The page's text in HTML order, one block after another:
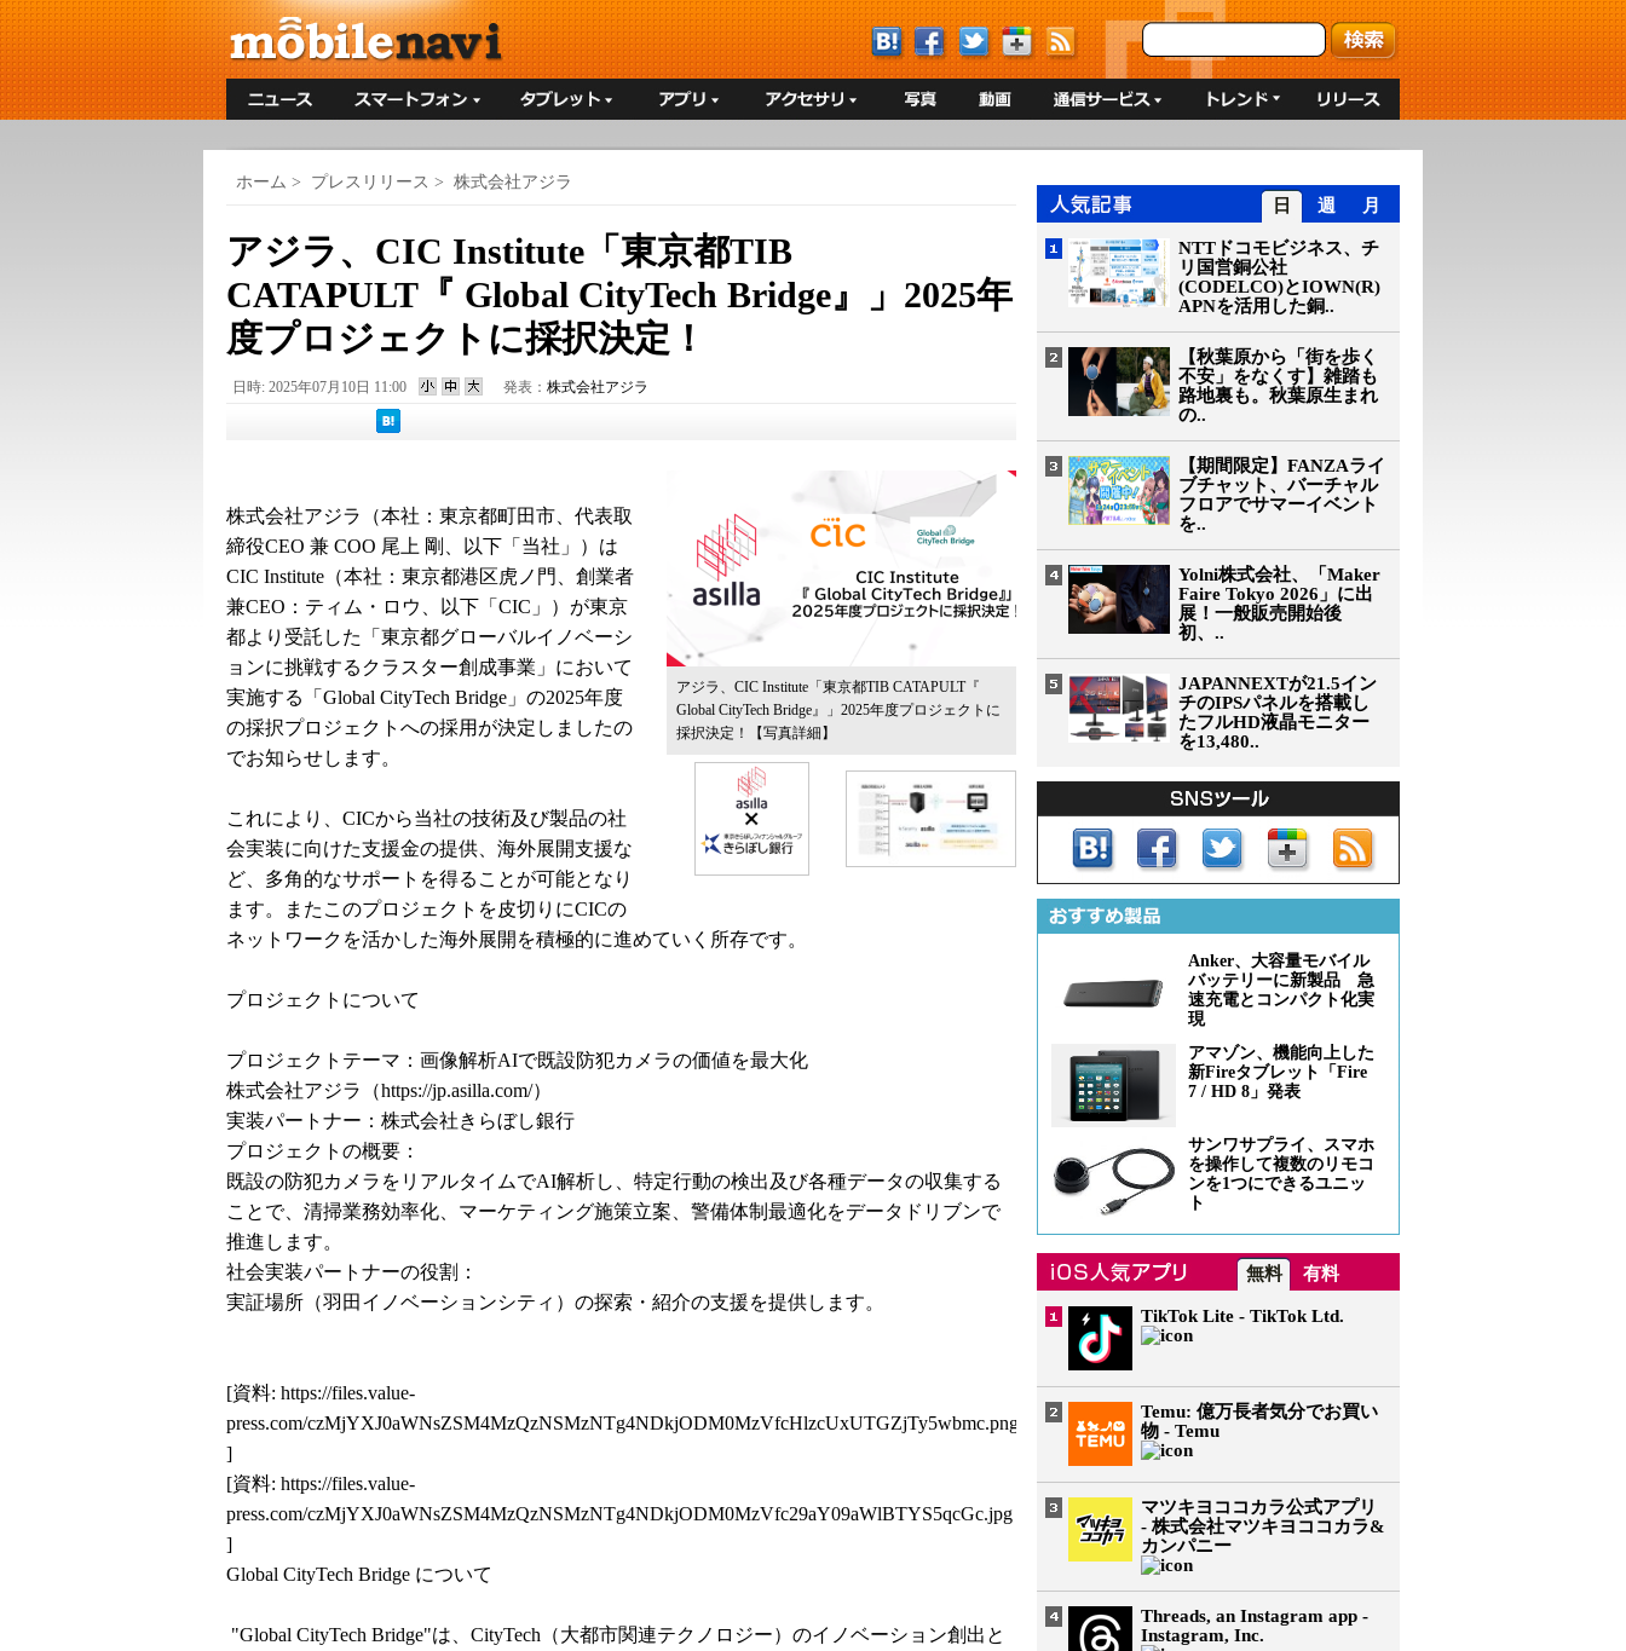
ホーム > プレスリリース > 株式会社アジラ
アジラ、CIC Institute「東京都TIB
CATAPULT『 Global CityTech Bridge』」2025年
度プロジェクトに採択決定！
日時: 2025年07月10日 11:00 発表： 株式会社アジラ
アジラ、CIC Institute「東京都TIB CATAPULT『
Global CityTech Bridge』」2025年度プロジェクトに
採択決定！
【写真詳細】
株式会社アジラ（本社：東京都町田市、代表取
締役CEO 兼 COO 尾上 剛、以下「当社」）は
CIC Institute（本社：東京都港区虎ノ門、創業者
兼CEO：ティム・ロウ、以下「CIC」）が東京
都より受託した「東京都グローバルイノベーシ
ョンに挑戦するクラスター創成事業」において
実施する「Global CityTech Bridge」の2025年度
の採択プロジェクトへの採用が決定しましたの
でお知らせします。
これにより、CICから当社の技術及び製品の社
会実装に向けた支援金の提供、海外展開支援な
ど、多角的なサポートを得ることが可能となり
ます。またこのプロジェクトを皮切りにCICの
ネットワークを活かした海外展開を積極的に進めていく所存です。
プロジェクトについて
プロジェクトテーマ：画像解析AIで既設防犯カメラの価値を最大化
株式会社アジラ（https://jp.asilla.com/）
実装パートナー：株式会社きらぼし銀行
プロジェクトの概要：
既設の防犯カメラをリアルタイムでAI解析し、特定行動の検出及び各種データの収集する
ことで、清掃業務効率化、マーケティング施策立案、警備体制最適化をデータドリブンで
推進します。
社会実装パートナーの役割：
実証場所（羽田イノベーションシティ）の探索・紹介の支援を提供します。
[資料: https://files.value-
press.com/czMjYXJ0aWNsZSM4MzQzNSMzNTg4NDkjODM0MzVfcHlzcUxUTGZjTy5wbmc.png
]
[資料: https://files.value-
press.com/czMjYXJ0aWNsZSM4MzQzNSMzNTg4NDkjODM0MzVfc29aY09aWlBTYS5qcGc.jpg
]
Global CityTech Bridge について
"Global CityTech Bridge"は、CityTech（大都市関連テクノロジー）のイノベーション創出と
日 週 月
NTTドコモビジネス、チ
リ国営銅公社
(CODELCO)とIOWN(R)
APNを活用した銅..
【秋葉原から「街を歩く
不安」をなくす】雑踏も
路地裏も。秋葉原生まれ
の..
【期間限定】FANZAライ
ブチャット、バーチャル
フロアでサマーイベント
を..
Yolni株式会社、「Maker
Faire Tokyo 2026」に出
展！一般販売開始後
初、..
JAPANNEXTが21.5イン
チのIPSパネルを搭載し
たフルHD液晶モニター
を13,480..
Anker、大容量モバイル
バッテリーに新製品 急
速充電とコンパクト化実
現
アマゾン、機能向上した
新Fireタブレット「Fire
7 / HD 8」発表
サンワサプライ、スマホ
を操作して複数のリモコ
ンを1つにできるユニッ
ト
無料 有料
TikTok Lite - TikTok Ltd.
Temu: 億万長者気分でお買い
物 - Temu
マツキヨココカラ公式アプリ
- 株式会社マツキヨココカラ&
カンパニー
Threads, an Instagram app -
Instagram, Inc.